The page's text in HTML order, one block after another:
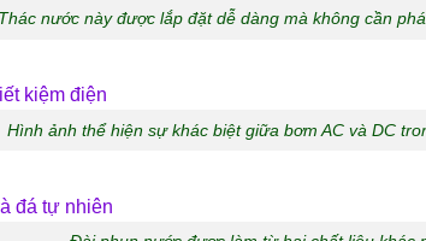
Thác nước này được lắp đặt dễ dàng mà không cần
Hình ảnh thể hiện sự khác biệt giữa bơm AC và DC